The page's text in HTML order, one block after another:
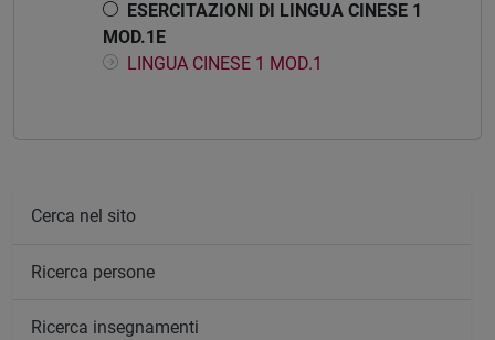
ESERCITAZIONI DI LINGUA CINESE 1
MOD.1E
LINGUA CINESE 1 MOD.1
Cerca nel sito
Ricerca persone
Ricerca insegnamenti